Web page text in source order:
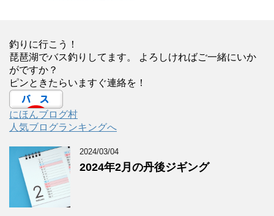
釣りに行こう！
琵琶湖でバス釣りしてます。 よろしければご一緒にいか
がですか？
ピンときたらいますぐ連絡を！
にほんブログ村
人気ブログランキングへ
2024/03/04
2024年2月の丹後ジギング